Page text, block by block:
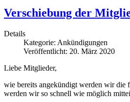
Verschiebung der
Details
Kategorie: Ankündigungen
Veröffentlicht: 20. März 2020
Liebe Mitglieder,
wie bereits angekündigt werden wir die
werden wir so schnell wie möglich